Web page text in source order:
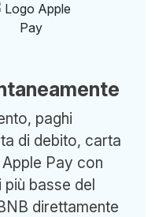
paghi
di debito, carta
Pay con
basse del
direttamente